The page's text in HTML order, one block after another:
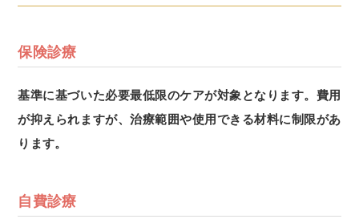
保険診療
基準に基づいた必要最低限のケアが対象となります。費用
が抑えられますが、治療範囲や使用できる材料に制限があ
ります。
自費診療